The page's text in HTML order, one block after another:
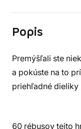
Popis
Premýšľali ste
a pokúste na to
priehľadné dieliky
60 rébusov tejto